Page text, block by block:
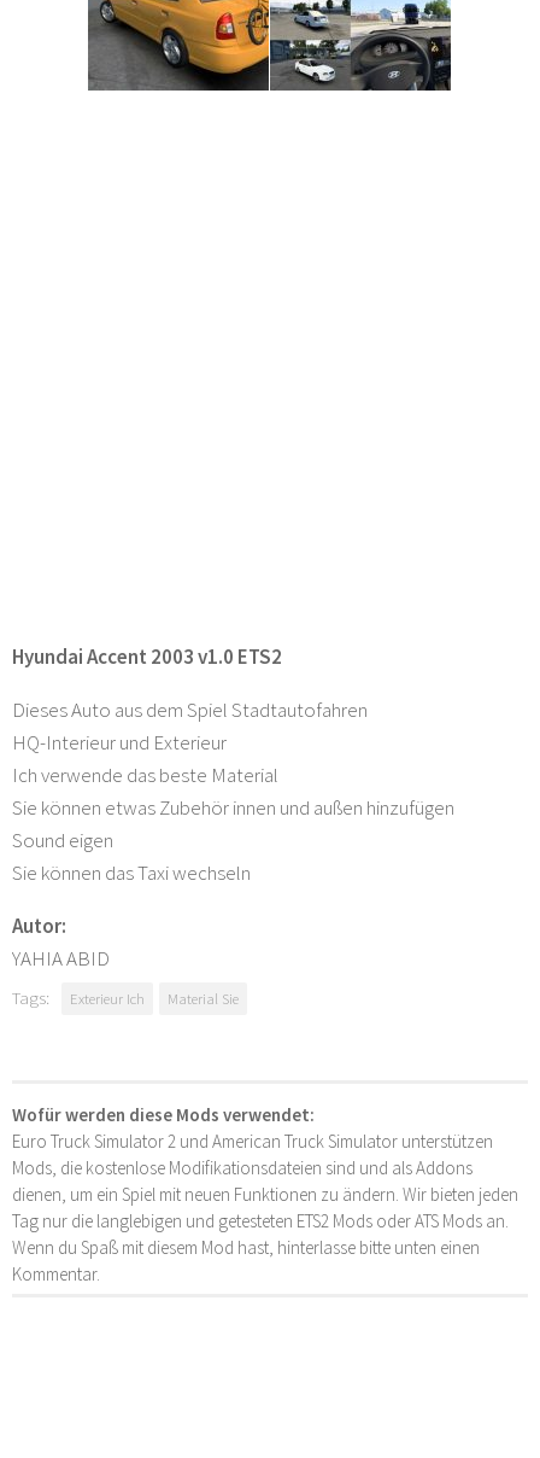
Hyundai Accent 2003 v1.0 ETS2
Dieses Auto aus dem Spiel Stadtautofahren
HQ-Interieur und Exterieur
Ich verwende das beste Material
Sie können etwas Zubehör innen und außen hinzufügen
Sound eigen
Sie können das Taxi wechseln
Autor:
YAHIA ABID
Tags: Exterieur Ich Material Sie
Wofür werden diese Mods verwendet:
Euro Truck Simulator 2 und American Truck Simulator unterstützen
Mods, die kostenlose Modifikationsdateien sind und als Addons
dienen, um ein Spiel mit neuen Funktionen zu ändern. Wir bieten jeden
Tag nur die langlebigen und getesteten ETS2 Mods oder ATS Mods an.
Wenn du Spaß mit diesem Mod hast, hinterlasse bitte unten einen
Kommentar.